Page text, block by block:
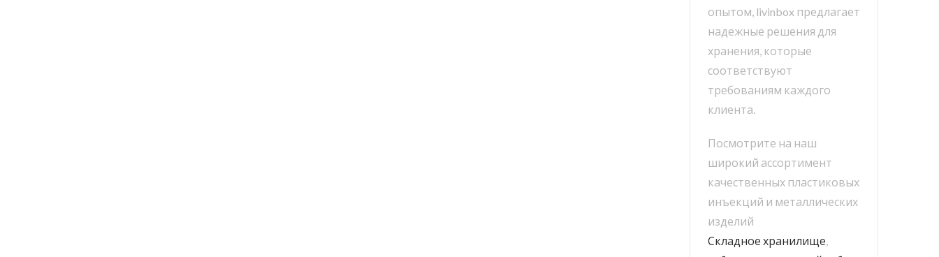
опытом, livinbox предлагает
надежные решения для
хранения, которые
соответствуют
требованиям каждого
клиента.
Посмотрите на наш
широкий ассортимент
качественных пластиковых
инъекций и металлических
изделий
Складное хранилище,